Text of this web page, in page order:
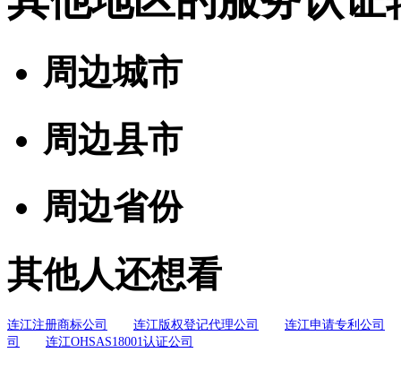
周边城市
周边县市
周边省份
其他人还想看
连江注册商标公司 连江版权登记代理公司
连江申请专利公司
司
连江OHSAS18001认证公司